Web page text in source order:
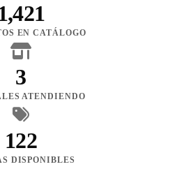
EN CATÁLOGO
3
ATENDIENDO
122
DISPONIBLES